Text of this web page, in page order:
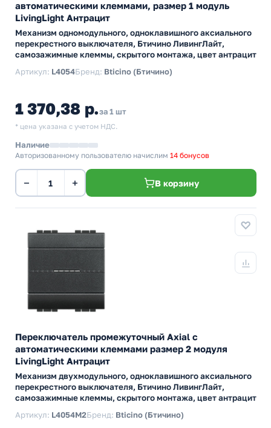
автоматическими клеммами, размер 1 модуль
LivingLight Антрацит
Механизм одномодульного, одноклавишного аксиального
перекрестного выключателя, Бтичино ЛивингЛайт,
самозажимные клеммы, скрытого монтажа, цвет антрацит
Артикул: L4054Бренд: Bticino (Бтичино)
1 370,38 р.за 1 шт
* цена указана с учетом НДС.
Наличие
Авторизованному пользователю начислим 14 бонусов
− + В корзину
Переключатель промежуточный Axial с
автоматическими клеммами размер 2 модуля
LivingLight Антрацит
Механизм двухмодульного, одноклавишного аксиального
перекрестного выключателя, Бтичино ЛивингЛайт,
самозажимные клеммы, скрытого монтажа, цвет антрацит
Артикул: L4054M2Бренд: Bticino (Бтичино)